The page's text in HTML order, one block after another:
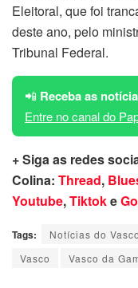
Eleitoral, que foi
deste ano, pelo
Tribunal Federal.
📲 Receba as
Entre no canal do
+ Siga as redes
Colina: Thread,
Youtube,Tiktoke
Tags: Notícias do Vasco
Vasco
Vasco da